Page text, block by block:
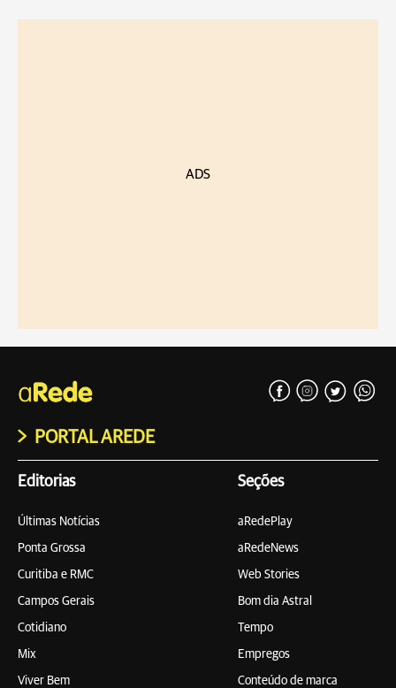
ADS
PORTAL AREDE
Editorias
Últimas Notícias
Ponta Grossa
Curitiba e RMC
Campos Gerais
Cotidiano
Mix
Viver Bem
Seções
aRedePlay
aRedeNews
Web Stories
Bom dia Astral
Tempo
Empregos
Conteúdo de marca